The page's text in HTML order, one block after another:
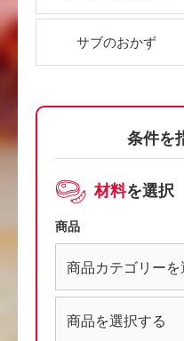
サブのおかず
条件を
材料を選択
商品